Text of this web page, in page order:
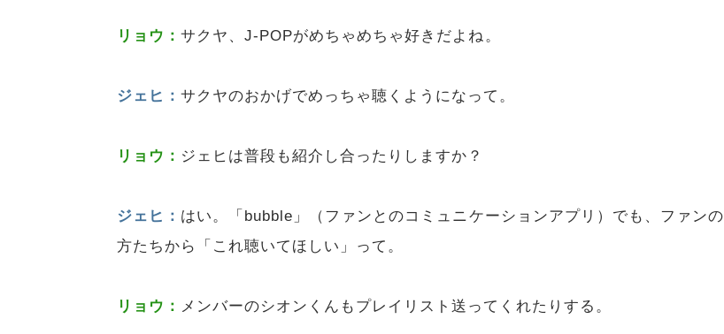
リョウ：サクヤ、J-POPがめちゃめちゃ好きだよね。
ジェヒ：サクヤのおかげでめっちゃ聴くようになって。
リョウ： ジェヒは普段も紹介し合ったりしますか？
ジェヒ： はい。「bubble」（ファンとのコミュニケーションアプリ）でも、ファンの
方たちから「これ聴いてほしい」って。
リョウ： メンバーのシオンくんもプレイリスト送ってくれたりする。